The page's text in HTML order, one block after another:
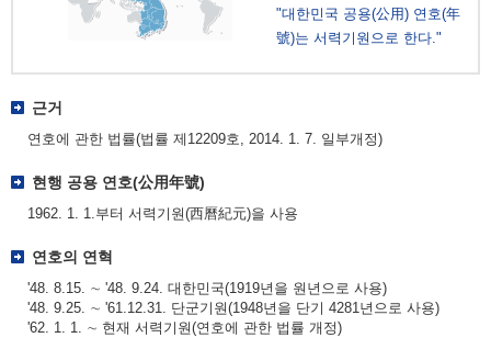
"대한민국 공용(公用) 연호(年
號)는 서력기원으로 한다."
근거
연호에 관한 법률(법률 제12209호, 2014. 1. 7. 일부개정)
현행 공용 연호(公用年號)
1962. 1. 1.부터 서력기원(西曆紀元)을 사용
연호의 연혁
'48. 8.15. ∼ '48. 9.24. 대한민국(1919년을 원년으로 사용)
'48. 9.25. ∼ '61.12.31. 단군기원(1948년을 단기 4281년으로 사용)
'62. 1. 1. ∼ 현재 서력기원(연호에 관한 법률 개정)